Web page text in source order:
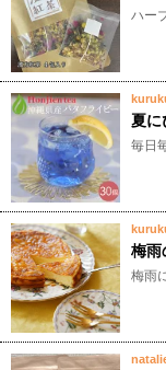
ハー
夏に
毎日
梅
梅雨